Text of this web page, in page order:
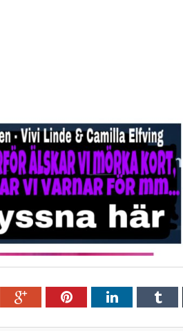
Google+PinterestLinkedIn